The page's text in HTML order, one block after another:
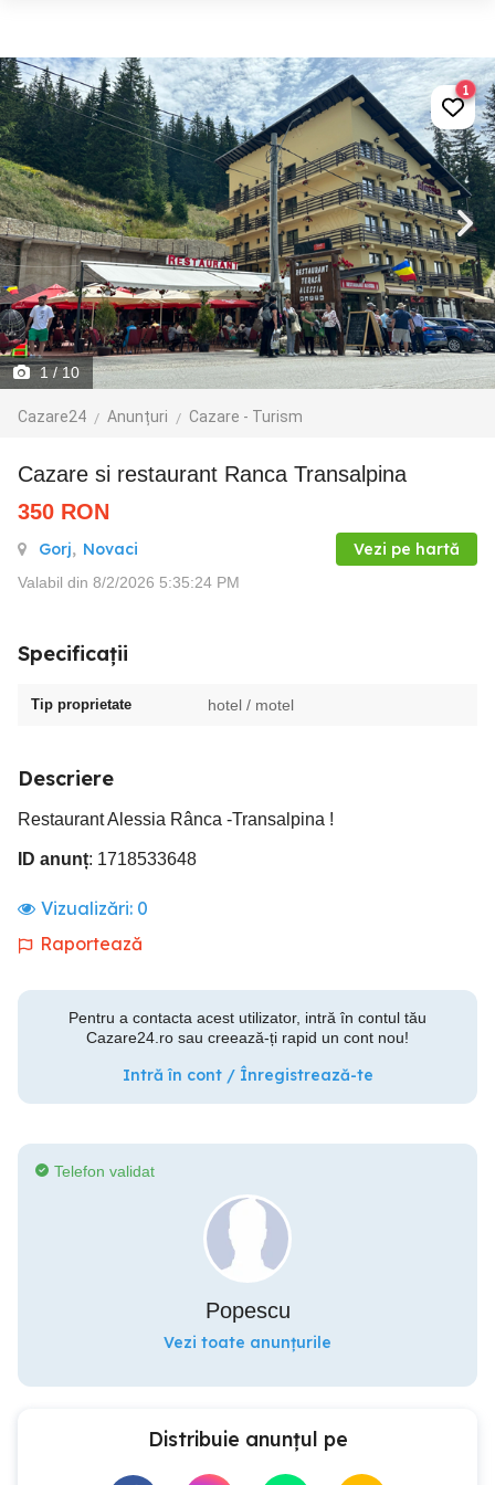
1/ 10
Cazare24 Anunțuri Cazare - Turism
1
cazare si restaurant Ranca Transalpina
350 RON
Gorj, Novaci Vezi pe hartă
Valabil din 8/2/2026 5:35:24 PM
Specificații
Tip proprietate hotel / motel
Descriere
Restaurant Alessia Rânca -Transalpina !
ID anunț: 1718533648
Vizualizări: 0
Raportează
Pentru a contacta acest utilizator, intră în contul tău
Cazare24.ro sau creează-ți rapid un cont nou!
Intră în cont / Înregistrează-te
Telefon validat
Popescu
Vezi toate anunțurile
Distribuie anunțul pe